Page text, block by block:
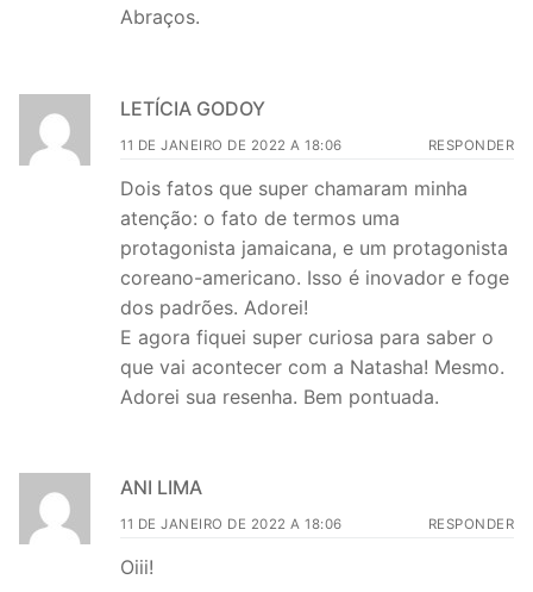
Abraços.
LETÍCIA GODOY
11 DE JANEIRO DE 2022 A 18:06 RESPONDER
Dois fatos que super chamaram minha
atenção: o fato de termos uma
protagonista jamaicana, e um protagonista
coreano-americano. Isso é inovador e foge
dos padrões. Adorei!
E agora fiquei super curiosa para saber o
que vai acontecer com a Natasha! Mesmo.
Adorei sua resenha. Bem pontuada.
ANI LIMA
11 DE JANEIRO DE 2022 A 18:06 RESPONDER
Oiii!